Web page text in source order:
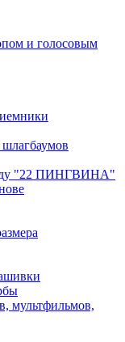
и голосовым
"22 ПИНГВИНА"
мультфильмов,